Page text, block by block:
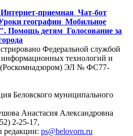
Интернет-приемная Чат-бот
географии Мобильное
Помощь детям Голосование за
Федеральной службой
информационных технологий и
ЭЛ № ФС77-
Беловского муниципального
Анастасия Александровна
2-25-17,
редакции: ps@belovorn.ru